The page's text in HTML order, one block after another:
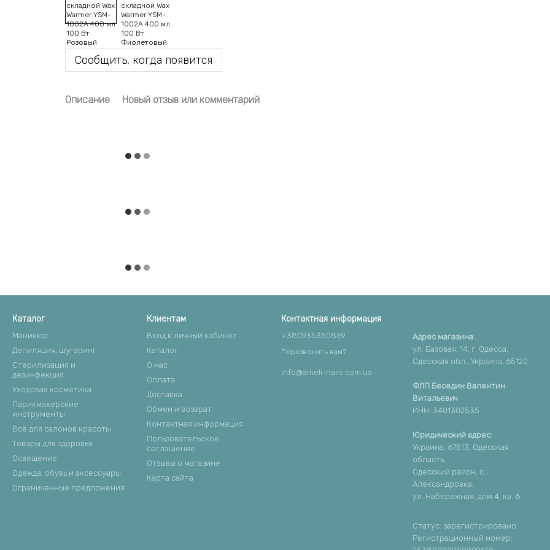
Сообщить, когда появится
Описание Новый отзыв или комментарий
Каталог
Маникюр
Депиляция, шугаринг
Стерилизация и
дезинфекция
Уходовая косметика
Парикмахерские
инструменты
Всё для салонов красоты
Товары для здоровья
Освещение
Одежда, обувь и аксессуары
Ограниченные предложения
Клиентам
Вход в личный кабинет
Каталог
О нас
Оплата
Доставка
Обмен и возврат
Контактная информация
Пользовательское
соглашение
Отзывы о магазине
Карта сайта
Контактная информация
+380935350869
Перезвонить вам?
info@ameli-nails.com.ua
Адрес магазина:
ул. Базовая, 14, г. Одесса,
Одесская обл., Украина, 65120
ФЛП Беседин Валентин
Витальевич
ИНН: 3401302535
Юридический адрес:
Украина, 67513, Одесская
область,
Одесский район, с.
Александровка,
ул. Набережная, дом 4, кв. 6
Статус: зарегистрировано
Регистрационный номер: